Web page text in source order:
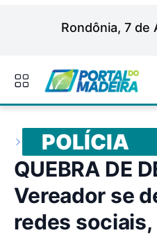
Rondônia, 7
POLÍCIA
QUEBRA DE
Vereador se
redes